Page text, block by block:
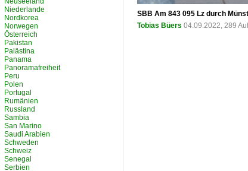
SBB Am 843 095 Lz durch
Tobias Büers 04.09.2022, 289
Niederlande
Nordkorea
Norwegen
Österreich
Pakistan
Palästina
Panama
Panoramafreiheit
Peru
Polen
Portugal
Rumänien
Russland
Sambia
San Marino
Saudi Arabien
Schweden
Schweiz
Senegal
Serbien